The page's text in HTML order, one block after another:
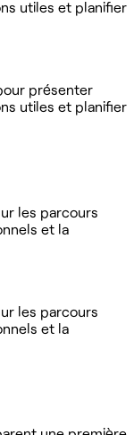
utiles et planifier
présenter
utiles et planifier
les parcours
et la
les parcours
et la